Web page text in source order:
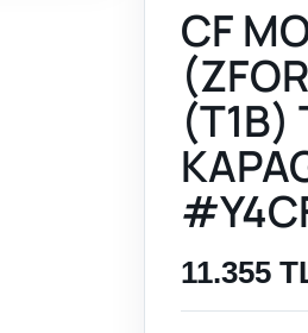
CF
(T1B)
11.355